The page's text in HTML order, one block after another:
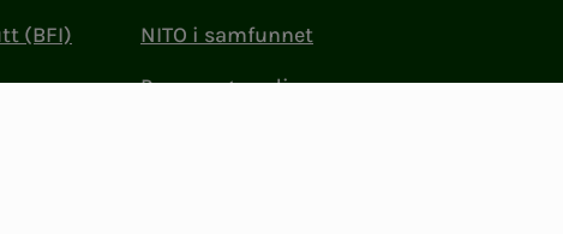
(BFI)
NITO i samfunnet
Presse og media